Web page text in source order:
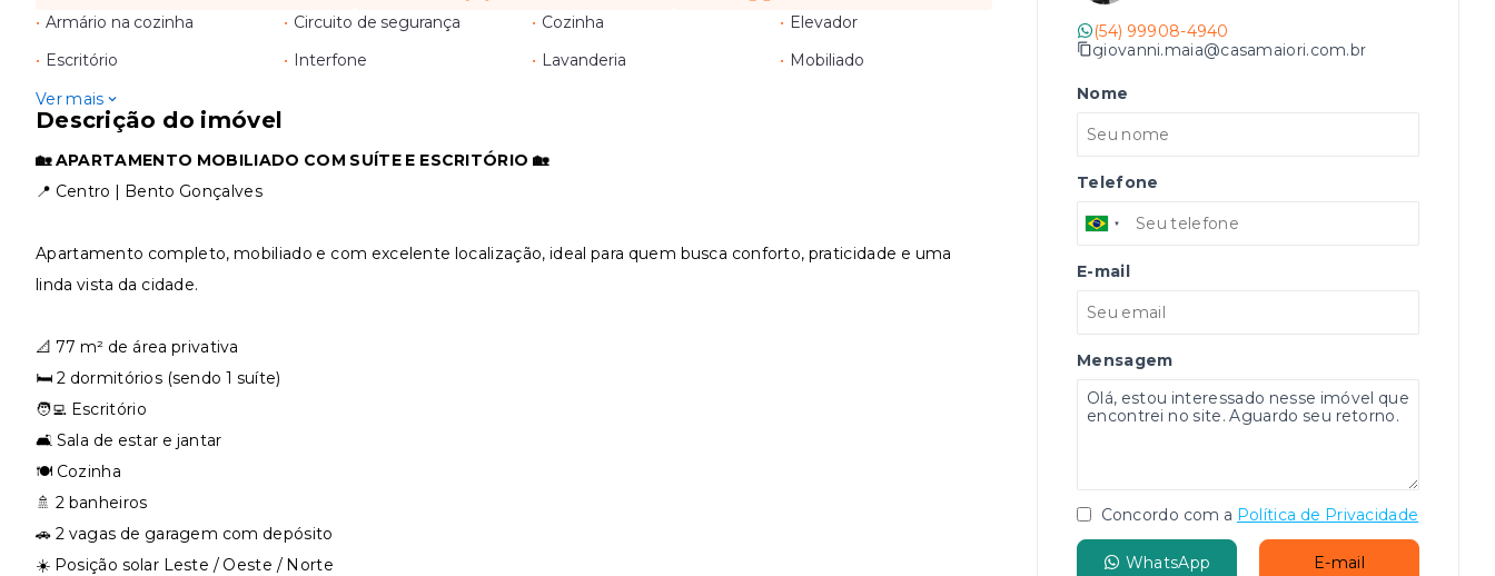
• Armário na cozinha • Circuito de segurança • Cozinha • Elevador
• Escritório • Interfone • Lavanderia • Mobiliado
Ver mais
Descrição do imóvel
🏡 APARTAMENTO MOBILIADO COM SUÍTE E ESCRITÓRIO 🏡
📍 Centro | Bento Gonçalves
Apartamento completo, mobiliado e com excelente localização, ideal para quem busca conforto, praticidade e uma
linda vista da cidade.
📐 77 m² de área privativa
🛏️ 2 dormitórios (sendo 1 suíte)
🧑‍💻 Escritório
🛋️ Sala de estar e jantar
🍽️ Cozinha
🚿 2 banheiros
🚗 2 vagas de garagem com depósito
☀️ Posição solar Leste / Oeste / Norte
(54) 99908-4940
giovanni.maia@casamaiori.com.br
Nome
Telefone
E-mail
Mensagem
Concordo com a Política de Privacidade
WhatsApp E-mail